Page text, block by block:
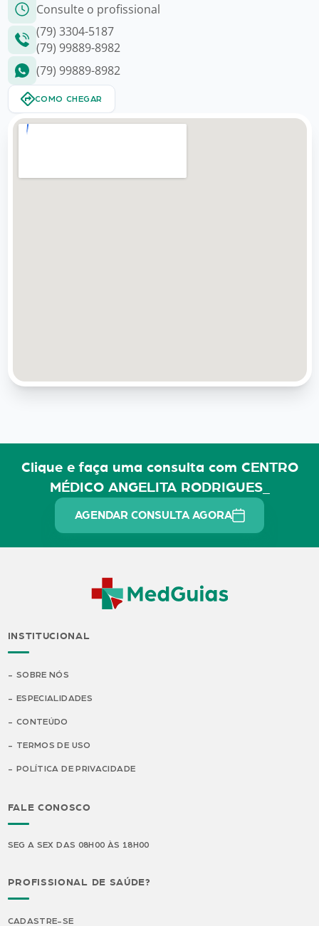
Consulte o profissional
(79) 3304-5187
(79) 99889-8982
(79) 99889-8982
COMO CHEGAR
Clique e faça uma consulta com CENTRO
MÉDICO ANGELITA RODRIGUES_
AGENDAR CONSULTA AGORA
INSTITUCIONAL
SOBRE NÓS
ESPECIALIDADES
CONTEÚDO
TERMOS DE USO
POLÍTICA DE PRIVACIDADE
FALE CONOSCO
SEG A SEX DAS 08H00 ÀS 18H00
PROFISSIONAL DE SAÚDE?
CADASTRE-SE